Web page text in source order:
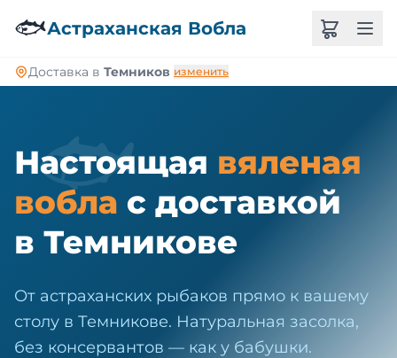
🐟Астраханская Вобла
Доставка в Темников изменить
🐟
Настоящая вяленая
вобла с доставкой
в Темникове
От астраханских рыбаков прямо к вашему
столу в Темникове. Натуральная засолка,
без консервантов — как у бабушки.